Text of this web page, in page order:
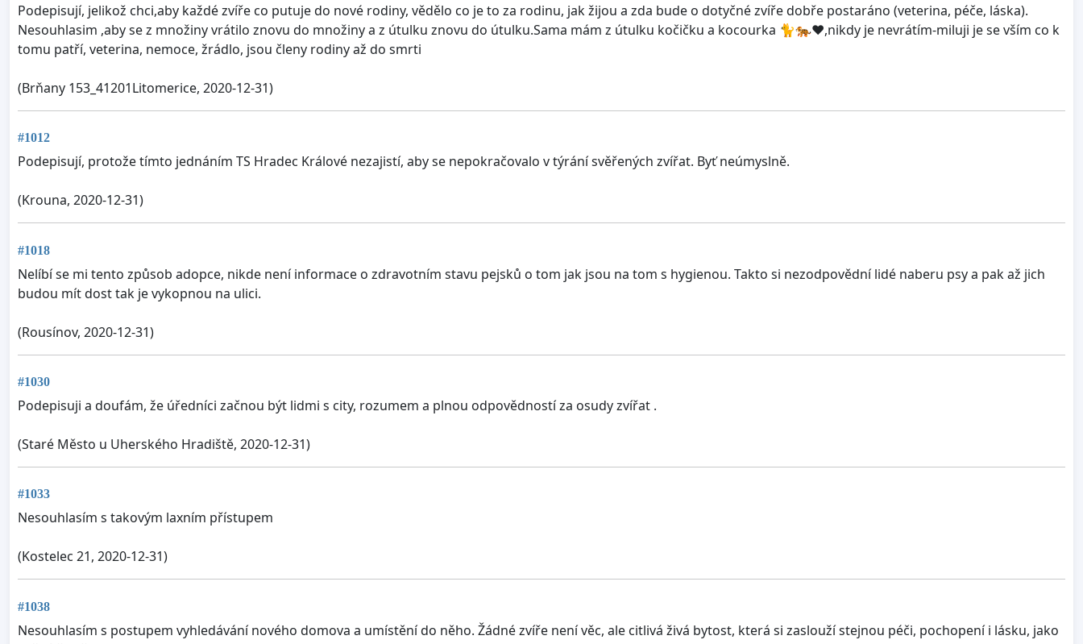
Podepisují, jelikož chci,aby každé zvíře co putuje do nové rodiny, vědělo co je to za rodinu, jak žijou a zda bude o dotyčné zvíře dobře postaráno (veterina, péče, láska).
Nesouhlasim ,aby se z množiny vrátilo znovu do množiny a z útulku znovu do útulku.Sama mám z útulku kočičku a kocourka 🐈🐅❤️,nikdy je nevrátím-miluji je se vším co k
tomu patří, veterina, nemoce, žrádlo, jsou členy rodiny až do smrti
(Brňany 153_41201Litomerice, 2020-12-31)
#1012
Podepisují, protože tímto jednáním TS Hradec Králové nezajistí, aby se nepokračovalo v týrání svěřených zvířat. Byť neúmyslně.
(Krouna, 2020-12-31)
#1018
Nelíbí se mi tento způsob adopce, nikde není informace o zdravotním stavu pejsků o tom jak jsou na tom s hygienou. Takto si nezodpovědní lidé naberu psy a pak až jich
budou mít dost tak je vykopnou na ulici.
(Rousínov, 2020-12-31)
#1030
Podepisuji a doufám, že úředníci začnou být lidmi s city, rozumem a plnou odpovědností za osudy zvířat .
(Staré Město u Uherského Hradiště, 2020-12-31)
#1033
Nesouhlasím s takovým laxním přístupem
(Kostelec 21, 2020-12-31)
#1038
Nesouhlasím s postupem vyhledávání nového domova a umístění do něho. Žádné zvíře není věc, ale citlivá živá bytost, která si zaslouží stejnou péči, pochopení i lásku, jako